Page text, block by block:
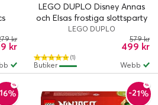
kr
kr
LEGO DUPLO Disney Annas
och Elsas frostiga slottsparty
10455
LEGO DUPLO
(1)
499 kr
579 kr
Webb
Butiker
-21%